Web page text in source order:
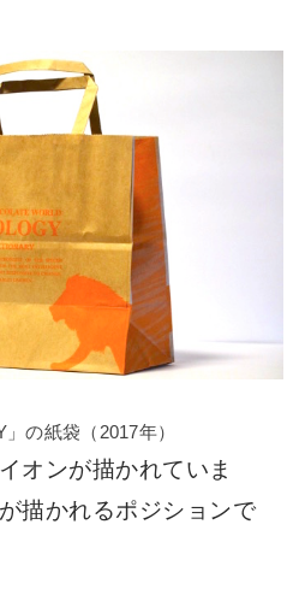
」の紙袋（2017年）
オンが描かれていま
描かれるポジションで